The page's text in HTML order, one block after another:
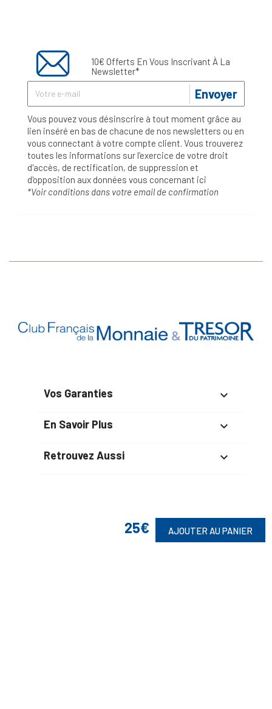
25€ AJOUTER AU PANIER
10€ Offerts En Vous Inscrivant À La
Newsletter*
Envoyer
Vous pouvez vous désinscrire à tout moment grâce au
lien inséré en bas de chacune de nos newsletters ou en
vous connectant à votre compte client. Vous trouverez
toutes les informations sur l’exercice de votre droit
d'accès, de rectification, de suppression et
d'opposition aux données vous concernant ici
*Voir conditions dans votre email de confirmation
Vos Garanties 
En Savoir Plus 
Retrouvez Aussi 
Suivez-Nous